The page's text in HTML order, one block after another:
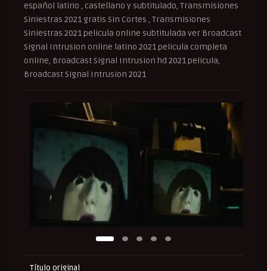
español latino , castellano y subtitulado, Transmisiones
Siniestras 2021 gratis Sin Cortes , Transmisiones
Siniestras 2021 pelicula online subtitulada ver Broadcast
Signal Intrusion online latino 2021 pelicula completa
online, Broadcast Signal Intrusion hd 2021 pelicula,
Broadcast Signal Intrusion 2021
Título original